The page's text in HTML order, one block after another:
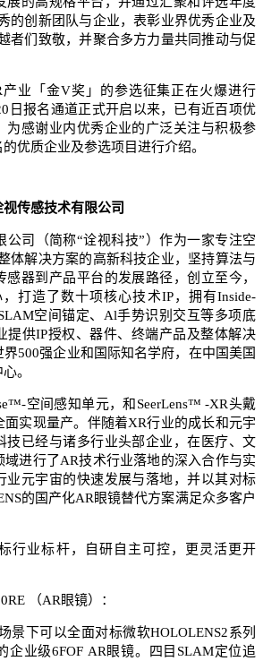
的创新团队与企业，表彰业界优秀企业及
者们致敬，并聚合多方力量共同推动与促
产业「金V奖」的参选征集正在火爆进行
日报名通道正式开启以来，已有近百项优
为感谢业内优秀企业的广泛关注与积极参
优质企业及参选项目进行介绍。
传感技术有限公司
公司（简称“诠视科技”）作为一家专注空
体解决方案的高新科技企业，坚持算法与
器到产品平台的发展路径，创立至今，
打造了数十项核心技术IP，拥有Inside-
空间锚定、Al手势识别交互等多项底
提供IP授权、器件、终端产品及整体解决
500强企业和国际知名学府，在中国美国
。
空间感知单元，和SeerLens™ -XR头戴
实现量产。伴随着XR行业的成长和元宇
技已经与诸多行业头部企业，在医疗、文
进行了AR技术行业落地的深入合作与实
业元宇宙的快速发展与落地，并以其对标
的国产化AR眼镜替代方案满足众多客户
行业标杆，自研自主可控，更灵活更开
（AR眼镜）：
景下可以全面对标微软HOLOLENS2系列
企业级6FOF AR眼镜。四目SLAM定位追